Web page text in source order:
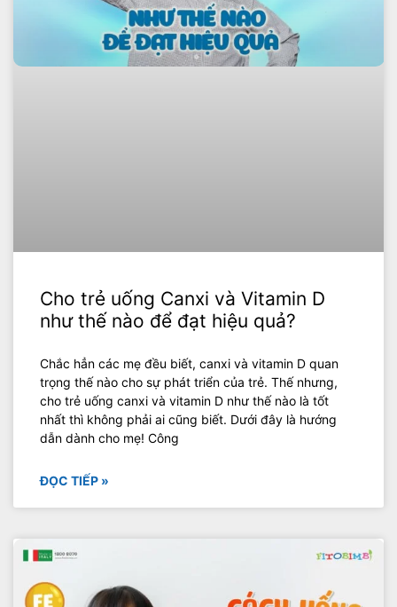
Cho trẻ uống Canxi và Vitamin D
như thế nào để đạt hiệu quả?
Chắc hẳn các mẹ đều biết, canxi và vitamin D quan
trọng thế nào cho sự phát triển của trẻ. Thế nhưng,
cho trẻ uống canxi và vitamin D như thế nào là tốt
nhất thì không phải ai cũng biết. Dưới đây là hướng
dẫn dành cho mẹ! Công
ĐỌC TIẾP »